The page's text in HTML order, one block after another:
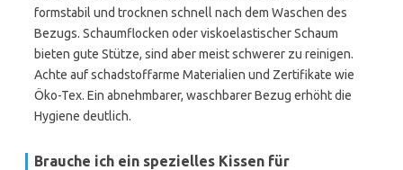
formstabil und trocknen schnell nach dem Waschen des
Bezugs. Schaumflocken oder viskoelastischer Schaum
bieten gute Stütze, sind aber meist schwerer zu reinigen.
Achte auf schadstoffarme Materialien und Zertifikate wie
Öko-Tex. Ein abnehmbarer, waschbarer Bezug erhöht die
Hygiene deutlich.
Brauche ich ein spezielles Kissen für